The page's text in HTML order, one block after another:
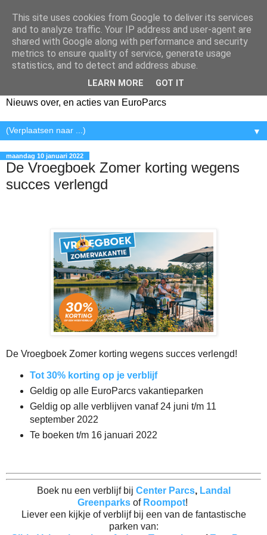
Nieuws over, en acties van EuroParcs
▼
maandag 10 januari 2022
De Vroegboek Zomer korting wegens
succes verlengd
De Vroegboek Zomer korting wegens succes verlengd!
Tot 30% korting op je verblijf
Geldig op alle EuroParcs vakantieparken
Geldig op alle verblijven vanaf 24 juni t/m 11
september 2022
Te boeken t/m 16 januari 2022
Boek nu een verblijf bij Center Parcs, Landal
Greenparksof Roompot!
Liever een kijkje of verblijf bij een van de fantastische
parken van:
This site uses cookies from Google to deliver its services
and to analyze traffic. Your IP address and user-agent are
shared with Google along with performance and security
metrics to ensure quality of service, generate usage
statistics, and to detect and address abuse.
LEARN MORE GOT IT